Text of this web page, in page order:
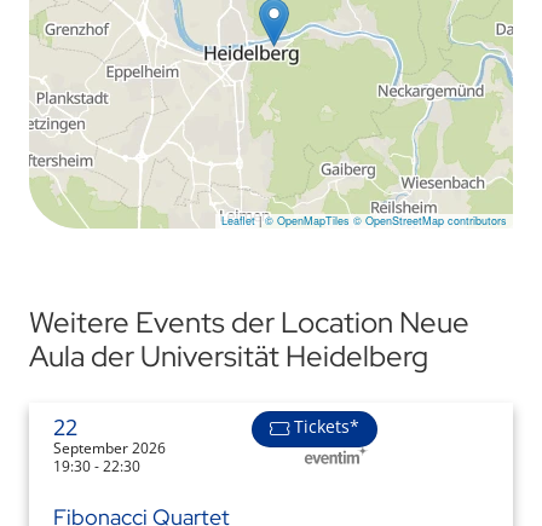
Leaflet | © OpenMapTiles © OpenStreetMap contributors
Weitere Events der Location Neue
Aula der Universität Heidelberg
22
September 2026
19:30 - 22:30
Tickets*
Fibonacci Quartet